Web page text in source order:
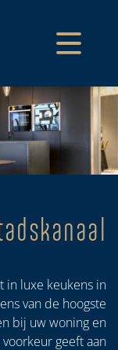
in luxe keukens in
van de hoogste
bij uw woning en
geeft aan